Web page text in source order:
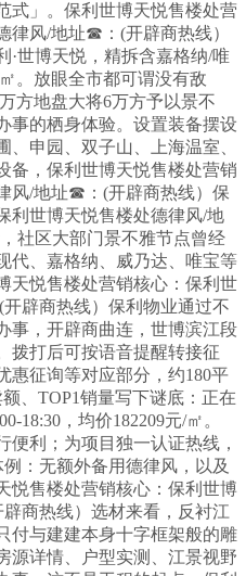
式」。保利世博天悦售楼处营
律风/地址☎：(开辟商热线）
·世博天悦，精拆含嘉格纳/唯
。放眼全市都可谓没有敌
方地盘大将6万方予以景不
事的栖身体验。设置装备摆设
申园、双子山、上海温室、
备，保利世博天悦售楼处营销
风/地址☎：(开辟商热线）保
利世博天悦售楼处德律风/地
社区大部门景不雅节点曾经
代、嘉格纳、威乃达、唯宝等
天悦售楼处营销核心：保利世
辟商热线）保利物业通过不
事，开辟商曲连，世博滨江段
拨打后可按语音提醒转接征
惠征询等对应部分，约180平
、TOP1销量写下谜底：正在
18:30，均价182209元/㎡。
利；为项目独一认证热线，
：无额外备用德律风，以及
悦售楼处营销核心：保利世博
商热线）选材来看，反衬江
付与建建本身十字框架般的雕
源详情、户型实测、江景视野